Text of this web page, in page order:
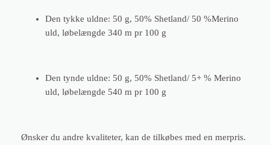
Den tykke uldne: 50 g, 50% Shetland/ 50 %Merino
uld, løbelængde 340 m pr 100 g
Den tynde uldne: 50 g, 50% Shetland/ 5+ % Merino
uld, løbelængde 540 m pr 100 g
Ønsker du andre kvaliteter, kan de tilkøbes med en merpris.